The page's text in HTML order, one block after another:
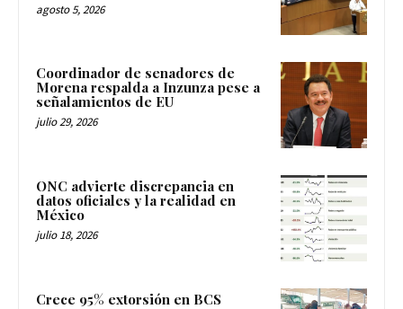
agosto 5, 2026
Coordinador de senadores de
Morena respalda a Inzunza pese a
señalamientos de EU
julio 29, 2026
ONC advierte discrepancia en
datos oficiales y la realidad en
México
julio 18, 2026
Crece 95% extorsión en BCS